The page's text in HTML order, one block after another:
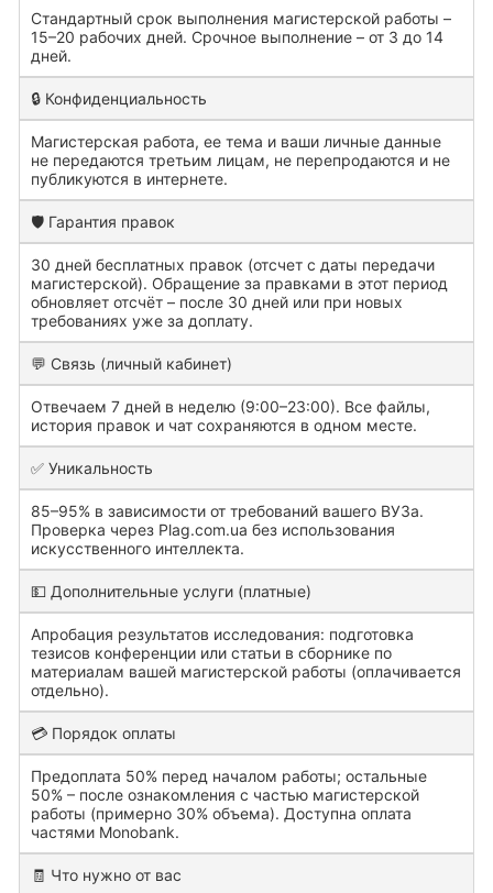
Стандартный срок выполнения магистерской работы –
15–20 рабочих дней. Срочное выполнение – от 3 до 14
дней.
🔒 Конфиденциальность
Магистерская работа, ее тема и ваши личные данные
не передаются третьим лицам, не перепродаются и не
публикуются в интернете.
🛡️ Гарантия правок
30 дней бесплатных правок (отсчет с даты передачи
магистерской). Обращение за правками в этот период
обновляет отсчёт – после 30 дней или при новых
требованиях уже за доплату.
💬 Связь (личный кабинет)
Отвечаем 7 дней в неделю (9:00–23:00). Все файлы,
история правок и чат сохраняются в одном месте.
✅ Уникальность
85–95% в зависимости от требований вашего ВУЗа.
Проверка через Plag.com.ua без использования
искусственного интеллекта.
💵 Дополнительные услуги (платные)
Апробация результатов исследования: подготовка
тезисов конференции или статьи в сборнике по
материалам вашей магистерской работы (оплачивается
отдельно).
💳 Порядок оплаты
Предоплата 50% перед началом работы; остальные
50% – после ознакомления с частью магистерской
работы (примерно 30% объема). Доступна оплата
частями Monobank.
🧾 Что нужно от вас